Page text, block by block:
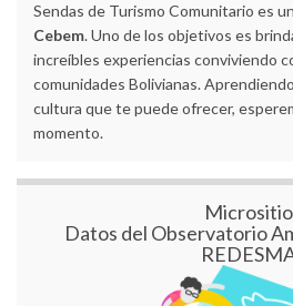
Sendas de Turismo Comunitario es
Cebem. Uno de los objetivos es
increíbles experiencias conviviendo
comunidades Bolivianas.
cultura que te puede ofrecer,
momento.
Micrositio
Datos del Observatorio